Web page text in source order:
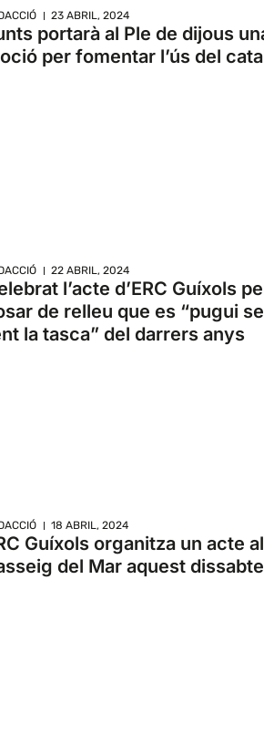
23 ABRIL, 2024
portarà al Ple de dijous
per fomentar l’ús del
22 ABRIL, 2024
l’acte d’ERC Guíxols
de relleu que es “pugui
la tasca” del darrers anys
18 ABRIL, 2024
Guíxols organitza un acte al
del Mar aquest dissabte